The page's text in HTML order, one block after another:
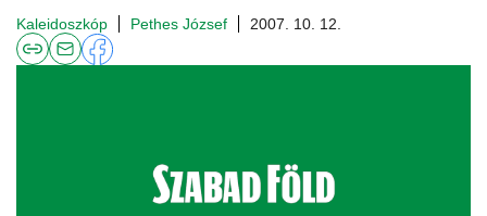
Kaleidoszkóp Pethes József 2007. 10. 12.